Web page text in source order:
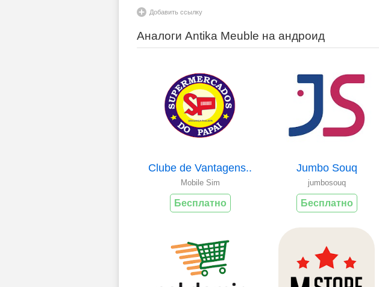
Добавить ссылку
Аналоги Antika Meuble на андроид
Clube de Vantagens..
Mobile Sim
Бесплатно
Jumbo Souq
jumbosouq
Бесплатно